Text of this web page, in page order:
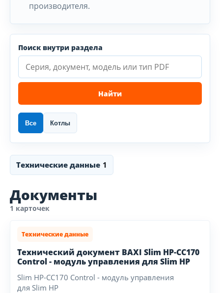
производителя.
Поиск внутри раздела
Найти
Все Котлы
Технические данные 1
Документы
1 карточек
Технические данные
Технический документ BAXI Slim HP-CC170
Control - модуль управления для Slim HP
Slim HP-CC170 Control - модуль управления
для Slim HP